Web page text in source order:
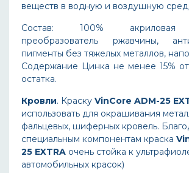
веществ в водную и воздушную
Состав: 100% акриловая
преобразователь ржавчины,
пигменты без тяжелых металлов,
Содержание Цинка не менее 15%
остатка.
Кровли. Краску VinCore ADM-25
использовать для окрашивания
фальцевых, шиферных кровель.
специальным компонентам краска
25 EXTRA очень стойка к
автомобильных красок)